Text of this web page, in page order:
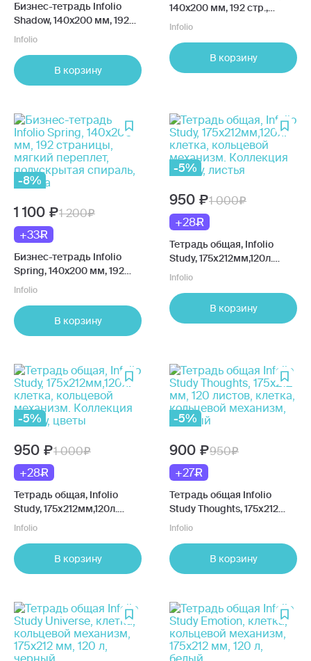
Бизнес-тетрадь Infolio
Shadow, 140x200 мм, 192
страницы, мягкий
спираль, клетка
Infolio
В корзину
140x200 мм, 192 стр.,
мягкий переплет,
клетка, Candy, розовый
Infolio
В корзину
-8%
1 100
1 200
+33
Бизнес-тетрадь Infolio
Spring, 140x200 мм, 192
страницы, мягкий
спираль, клетка
Infolio
В корзину
-5%
950
1 000
+28
Тетрадь общая, Infolio
Study, 175х212мм,120л.
клетка, кольцевой
Beauty, листья
Infolio
В корзину
-5%
950
1 000
+28
Тетрадь общая, Infolio
Study, 175х212мм,120л.
клетка, кольцевой
Beauty, цветы
Infolio
В корзину
-5%
900
950
+27
Тетрадь общая Infolio
Study Thoughts, 175х212
мм, 120 листов, клетка,
черный
Infolio
В корзину